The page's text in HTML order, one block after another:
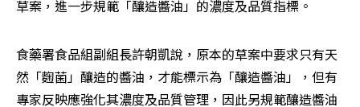
草案，進一步規範「釀造醬油」的濃度及品質指標。
食藥署食品組副組長許朝凱說，原本的草案中要求只有天
然「麴菌」釀造的醬油，才能標示為「釀造醬油」，但有
專家反映應強化其濃度及品質管理，因此另規範釀造醬油